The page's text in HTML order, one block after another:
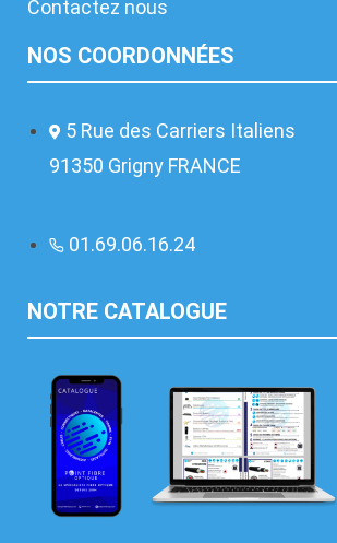
Contactez nous
NOS COORDONNÉES
5 Rue des Carriers Italiens
91350 Grigny FRANCE
01.69.06.16.24
NOTRE CATALOGUE